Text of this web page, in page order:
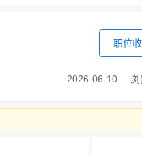
职位
2026-06-10 浏